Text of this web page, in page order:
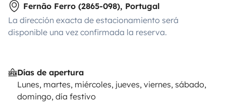
Fernão Ferro (2865-098), Portugal
La dirección exacta de estacionamiento será
disponible una vez confirmada la reserva.
Días de apertura
Lunes, martes, miércoles, jueves, viernes, sábado,
domingo, día festivo